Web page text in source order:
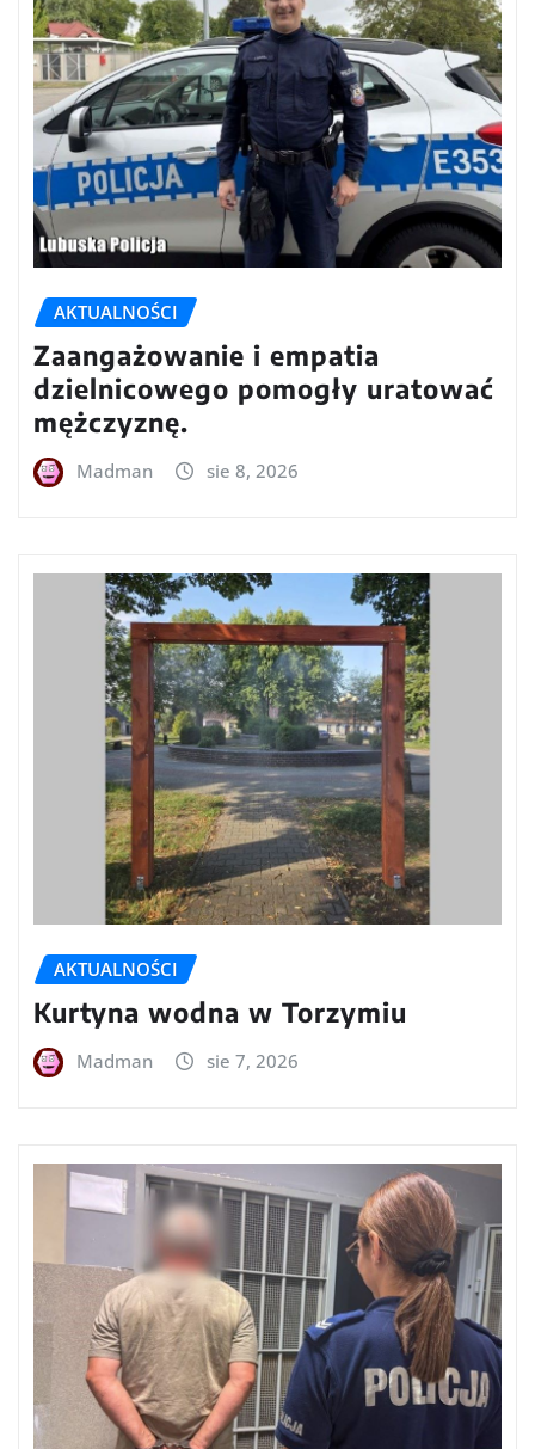
AKTUALNOŚCI
Zaangażowanie i empatia
dzielnicowego pomogły uratować
mężczyznę.
Madman sie 8, 2026
AKTUALNOŚCI
Kurtyna wodna w Torzymiu
Madman sie 7, 2026